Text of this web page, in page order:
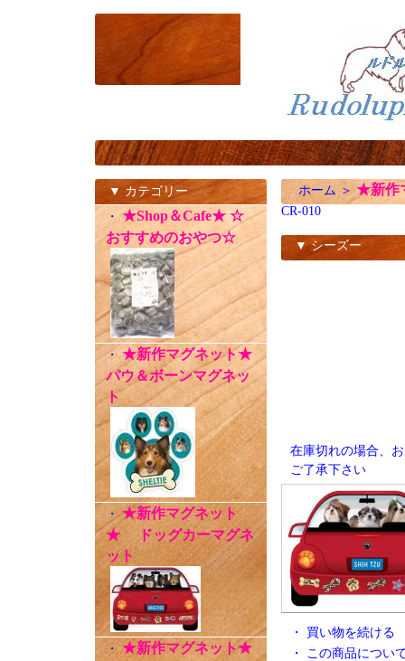
▼ カテゴリー
・ ★Shop＆Cafe★ ☆
おすすめのおやつ☆
・ ★新作マグネット★
パウ＆ボーンマグネッ
ト
・★新作マグネット
★ ドッグカーマグネ
ット
・ ★新作マグネット★
ホーム ＞★新作
CR-010
▼ シーズー
在庫切れの場合、
ご了承下さい
・ 買い物を続ける
・
この商品につい